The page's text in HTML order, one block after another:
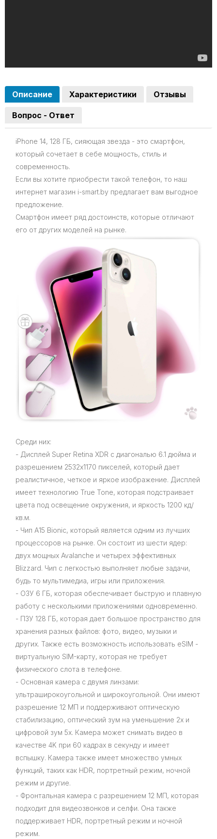
Описание Характеристики Отзывы
Вопрос - Ответ
iPhone 14, 128 ГБ, сияющая звезда - это смартфон,
который сочетает в себе мощность, стиль и
современность.
Если вы хотите приобрести такой телефон, то наш
интернет магазин i-smart.by предлагает вам выгодное
предложение.
Смартфон имеет ряд достоинств, которые отличают
его от других моделей на рынке.
Среди них:
- Дисплей Super Retina XDR с диагональю 6.1 дюйма и
разрешением 2532x1170 пикселей, который дает
реалистичное, четкое и яркое изображение. Дисплей
имеет технологию True Tone, которая подстраивает
цвета под освещение окружения, и яркость 1200 кд/
кв.м.
- Чип A15 Bionic, который является одним из лучших
процессоров на рынке. Он состоит из шести ядер:
двух мощных Avalanche и четырех эффективных
Blizzard. Чип с легкостью выполняет любые задачи,
будь то мультимедиа, игры или приложения.
- ОЗУ 6 ГБ, которая обеспечивает быструю и плавную
работу с несколькими приложениями одновременно.
- ПЗУ 128 ГБ, которая дает большое пространство для
хранения разных файлов: фото, видео, музыки и
других. Также есть возможность использовать eSIM -
виртуальную SIM-карту, которая не требует
физического слота в телефоне.
- Основная камера с двумя линзами:
ультраширокоугольной и широкоугольной. Они имеют
разрешение 12 МП и поддерживают оптическую
стабилизацию, оптический зум на уменьшение 2x и
цифровой зум 5x. Камера может снимать видео в
качестве 4K при 60 кадрах в секунду и имеет
вспышку. Камера также имеет множество умных
функций, таких как HDR, портретный режим, ночной
режим и другие.
- Фронтальная камера с разрешением 12 МП, которая
подходит для видеозвонков и селфи. Она также
поддерживает HDR, портретный режим и ночной
режим.